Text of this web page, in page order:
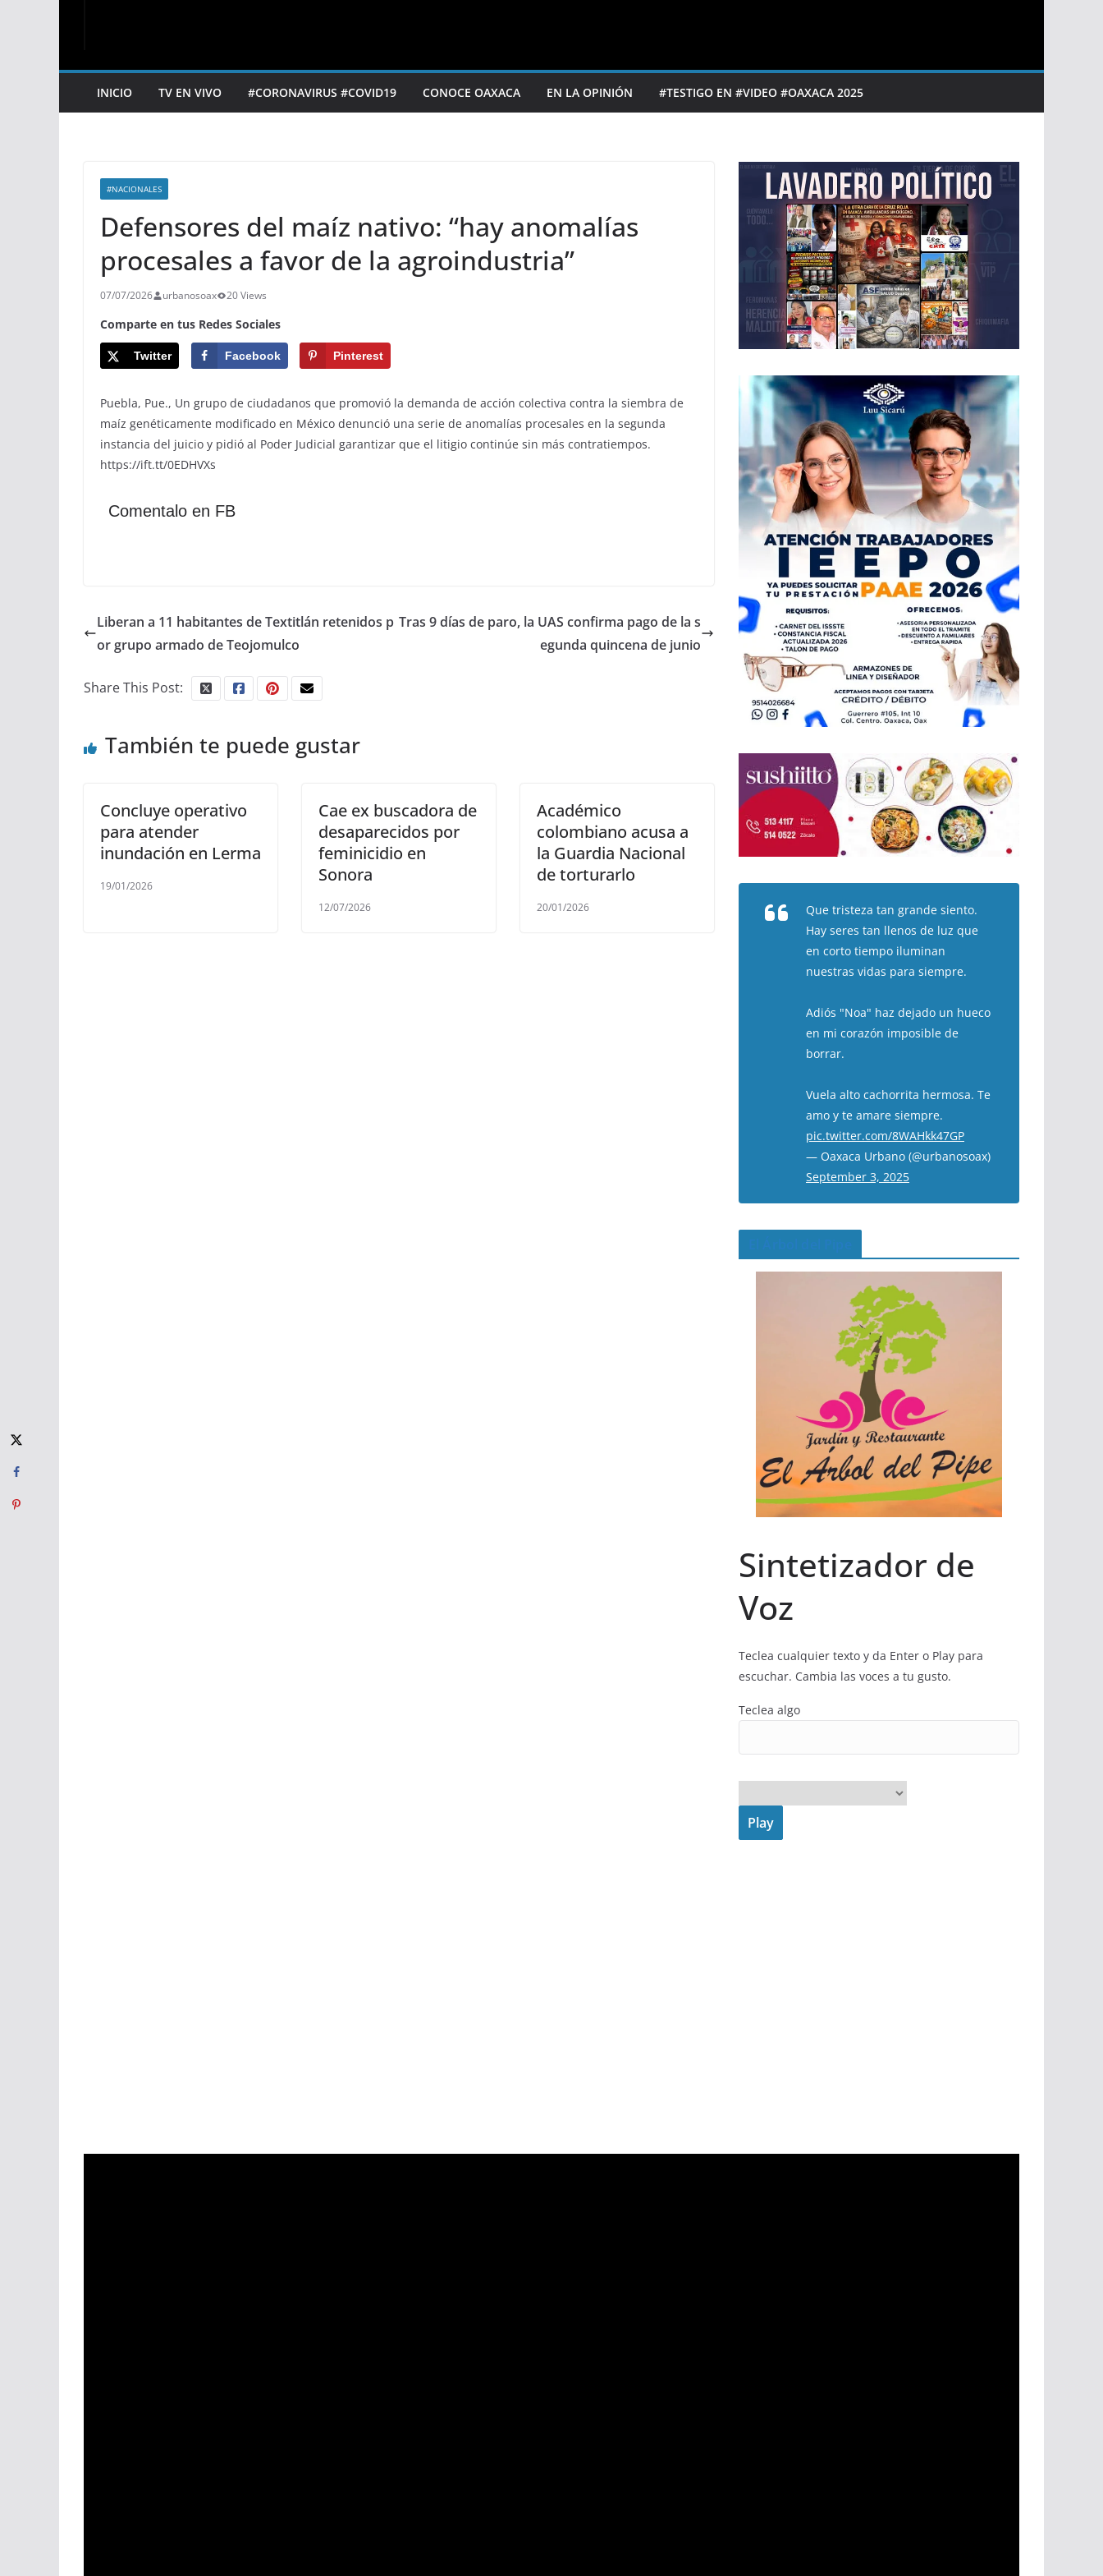
INICIO TV EN VIVO #CORONAVIRUS #COVID19 CONOCE OAXACA EN LA OPINIÓN #TESTIGO EN #VIDEO #OAXACA 2025
#NACIONALES
Defensores del maíz nativo: “hay anomalías
procesales a favor de la agroindustria”
07/07/2026 urbanosoax 20 Views
Comparte en tus Redes Sociales
Twitter Facebook Pinterest
Puebla, Pue., Un grupo de ciudadanos que promovió la demanda de acción colectiva contra la siembra de
maíz genéticamente modificado en México denunció una serie de anomalías procesales en la segunda
instancia del juicio y pidió al Poder Judicial garantizar que el litigio continúe sin más contratiempos.
https://ift.tt/0EDHVXs
Comentalo en FB
Liberan a 11 habitantes de Textitlán retenidos p
or grupo armado de Teojomulco
Tras 9 días de paro, la UAS confirma pago de la s
egunda quincena de junio
Share This Post:
También te puede gustar
Concluye operativo
para atender
inundación en Lerma
19/01/2026
Cae ex buscadora de
desaparecidos por
feminicidio en
Sonora
12/07/2026
Académico
colombiano acusa a
la Guardia Nacional
de torturarlo
20/01/2026
Que tristeza tan grande siento.
Hay seres tan llenos de luz que
en corto tiempo iluminan
nuestras vidas para siempre.
Adiós "Noa" haz dejado un hueco
en mi corazón imposible de
borrar.
Vuela alto cachorrita hermosa. Te
amo y te amare siempre.
pic.twitter.com/8WAHkk47GP
— Oaxaca Urbano (@urbanosoax)
September 3, 2025
Sintetizador de
Voz
Teclea cualquier texto y da Enter o Play para
escuchar. Cambia las voces a tu gusto.
Teclea algo
Play